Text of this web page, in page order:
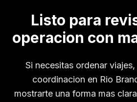
Listo para
operacion con
Si necesitas ordenar
coordinacion en Rio
mostrarte una forma mas